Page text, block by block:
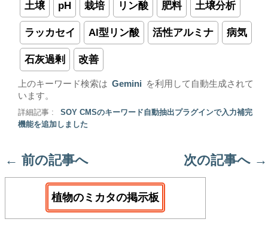
土壌 pH 栽培 リン酸 肥料 土壌分析
ラッカセイ Al型リン酸 活性アルミナ 病気
石灰過剰 改善
上のキーワード検索は Gemini
を利用して自動生成されて
います。
詳細記事 :
SOY CMSのキーワード自動抽出プラグインで入力補完
機能を追加しました
← 前の記事へ 次の記事へ →
植物のミカタの掲示板